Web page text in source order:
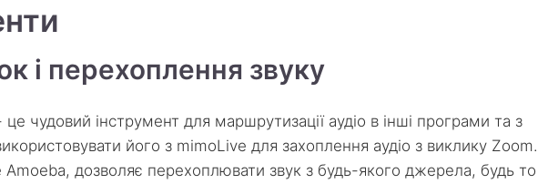
і перехоплення звуку
чудовий інструмент для маршрутизації аудіо в інші програми та з
його з mimoLive для захоплення аудіо з виклику Zoom.
дозволяє перехоплювати звук з будь-якого джерела, будь то